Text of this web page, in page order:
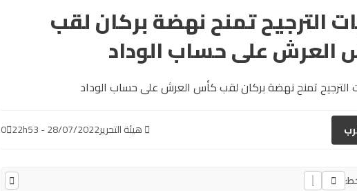
الترجيح تمنح نهضة بركان لقب
العرش على حساب الوداد
هيئة التحرير28/07/2022 - 22h53
0